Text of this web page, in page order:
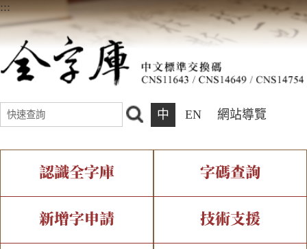
:::
中 EN 網站導覽
認識全字庫
全字庫介紹 全字庫現況
字碼查詢
IDS查詢 部件查詢
新增字申請 技術支援